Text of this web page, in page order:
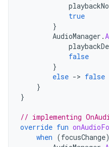
true
}
AudioManager .
false
}
else -> false
}
}
// implementing
override fun
when (focusChange)